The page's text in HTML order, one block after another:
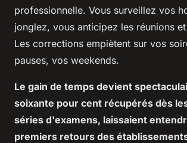
professionnelle. Vous surveillez vos
jonglez, vous anticipez les réunions
Les corrections empiètent sur vos
pauses, vos weekends.
Le gain de temps devient
soixante pour cent récupérés dès
séries d'examens, laissaient
premiers retours des